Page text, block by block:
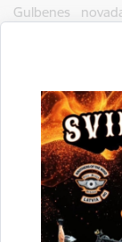
Gulbenes
„Būvdarbu
Rēveļu
2014/8/ERAF.
Gulbenes
14.aprīlī
reģ. Nr.
121570,00.